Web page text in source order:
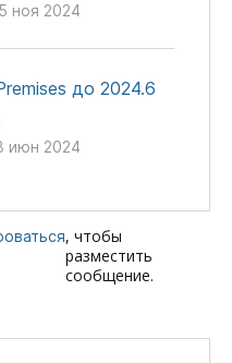
ноя 2024
до 2024.6
июн 2024
, чтобы
разместить
сообщение.